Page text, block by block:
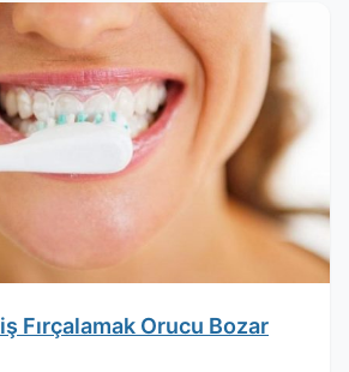
Fırçalamak Orucu Bozar